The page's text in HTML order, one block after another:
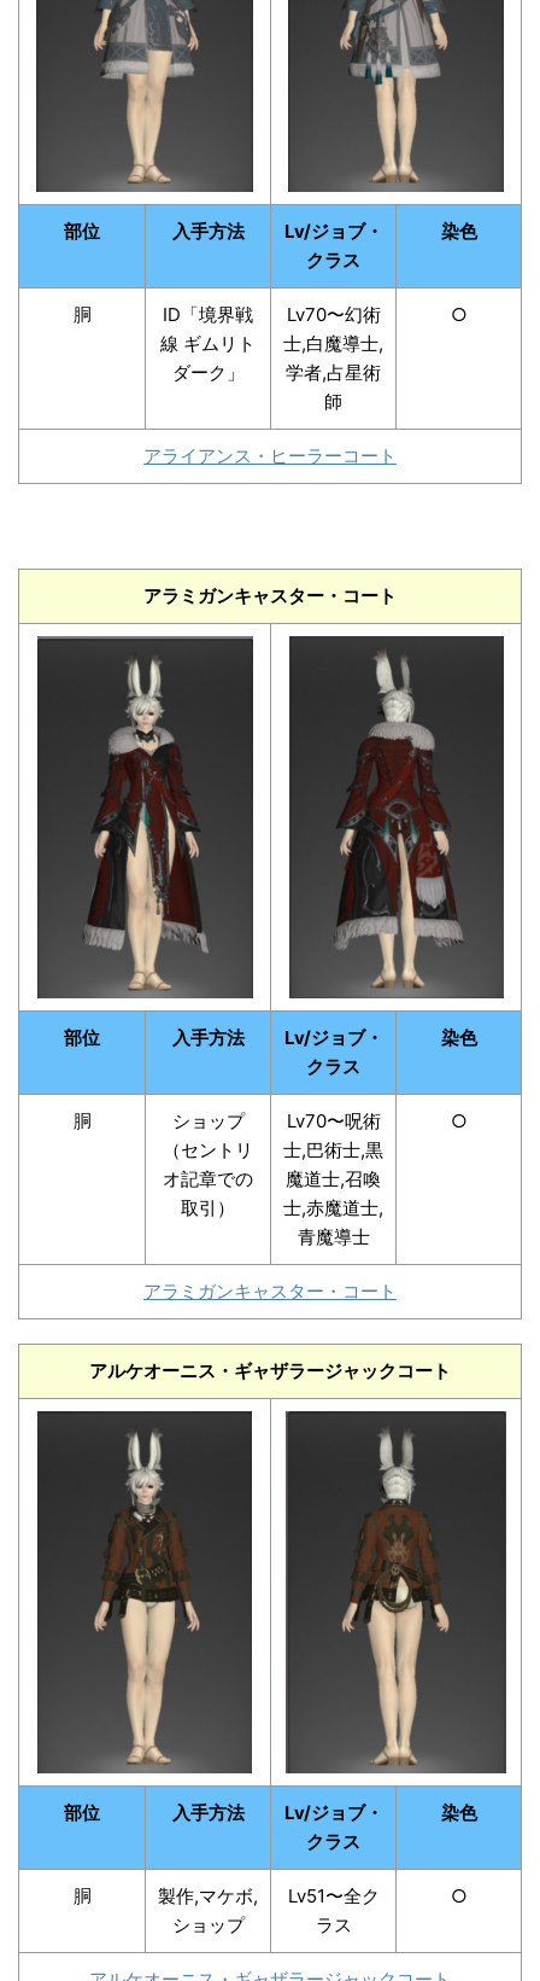
部位 入手方法
Lv/ジョブ・
クラス
染色
胴
ID「境界戦
線 ギムリト
ダーク」
Lv70〜幻術
士,白魔導士,
学者,占星術
師
○
アライアンス・ヒーラーコート
アラミガンキャスター・コート
部位 入手方法
Lv/ジョブ・
クラス
染色
胴
ショップ
（セントリ
オ記章での
取引）
Lv70〜呪術
士,巴術士,黒
魔道士,召喚
士,赤魔道士,
青魔導士
○
アラミガンキャスター・コート
アルケオーニス・ギャザラージャックコート
部位 入手方法
Lv/ジョブ・
クラス
染色
胴
製作,マケボ,
ショップ
Lv51〜全ク
ラス
○